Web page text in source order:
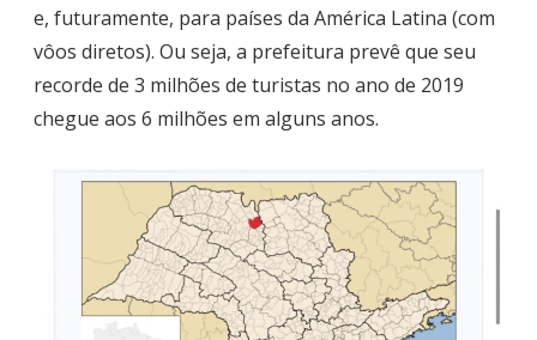
e, futuramente, para países da América Latina (com
vôos diretos). Ou seja, a prefeitura prevê que seu
recorde de 3 milhões de turistas no ano de 2019
chegue aos 6 milhões em alguns anos.